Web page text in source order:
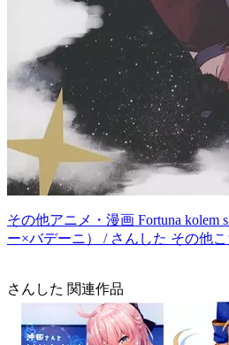
その他アニメ・漫画 Fortuna kolem
ー×バデーニ） / さんした その他
さんした 関連作品